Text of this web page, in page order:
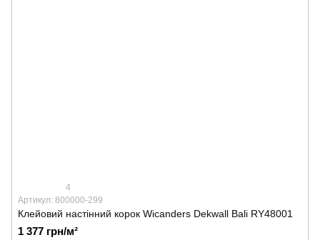
4
Артикул: 800000-299
Клейовий настінний корок Wicanders Dekwall Bali RY48001
1 377 грн/м²